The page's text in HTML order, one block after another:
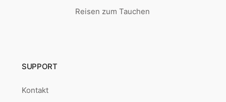
Reisen zum Tauchen
SUPPORT
Kontakt